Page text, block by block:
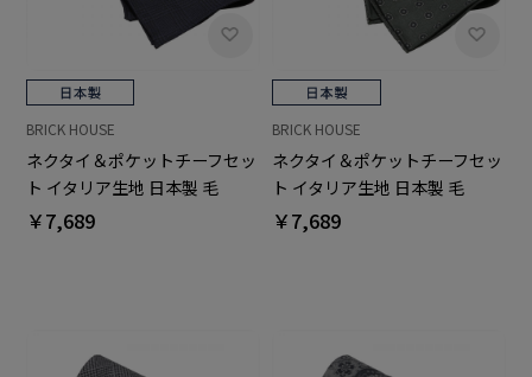
BRICK HOUSE
ネクタイ＆ポケットチーフセッ
ト イタリア生地 日本製 毛
100% カノニコ ビジネス フォ
￥7,689
BRICK HOUSE
ネクタイ＆ポケットチーフセッ
ト イタリア生地 日本製 毛
100% カノニコ ビジネス フォ
￥7,689